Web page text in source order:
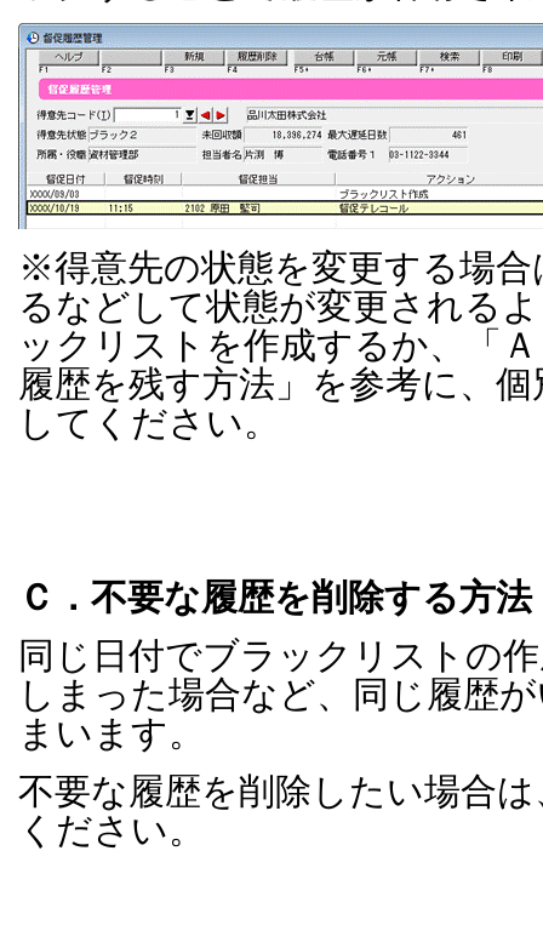
※得意先の状態を変更する場
るなどして状態が変更される
ックリストを作成するか、「
履歴を残す方法」を参考に、
してください。
Ｃ．不要な履歴を削除する方法
同じ日付でブラックリストの
しまった場合など、同じ履歴
まいます。
不要な履歴を削除したい場合
ください。